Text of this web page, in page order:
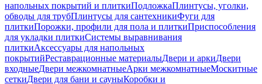
напольных покрытий и плиткиПодложкаПлинтусы, уголки,
обводы для трубПлинтусы для сантехникиФуги для
плиткиПорожки, профили для пола и плиткиПриспособления
для укладки плиткиСистемы выравнивания
плиткиАксессуары для напольных
покрытийРеставрационные материалыДвери и аркиДвери
входныеДвери межкомнатныеАрки межкомнатныеМоскитные
сеткиДвери для бани и сауныКоробки и